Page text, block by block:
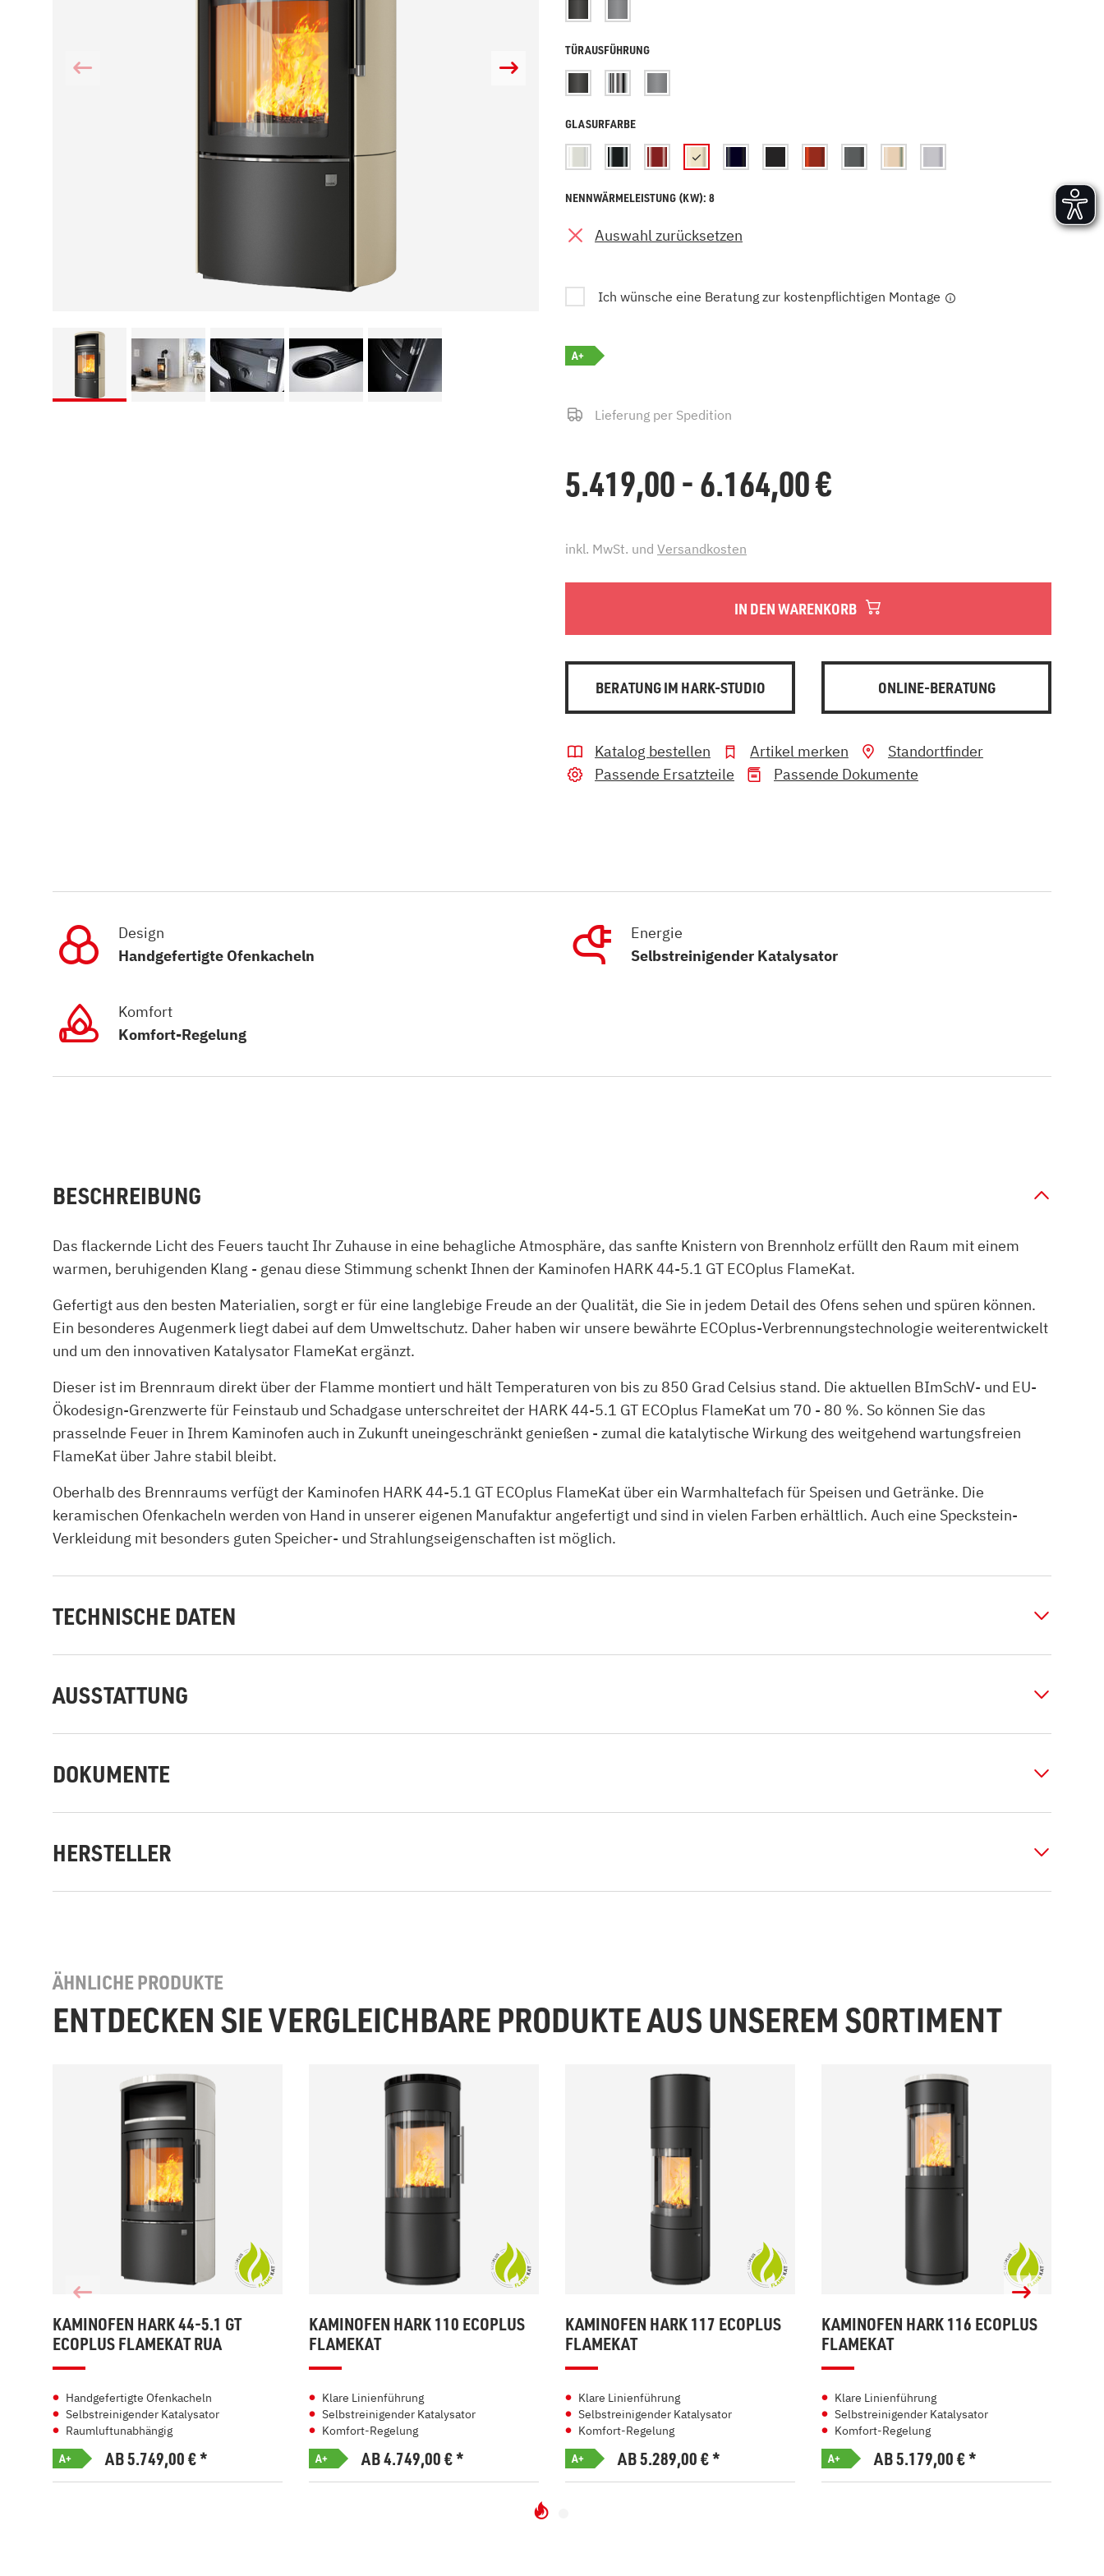
Kamin und Rauchmelder
Pelletofen im Wohnzimmer
Alternativen zu Öl und Gas
Wärmepumpe mit Kamin
Holzvergaserkessel
Heizen mit Pellets
E bis G
O bis S
T bis Z
TÜRAUSFÜHRUNG
GLASURFARBE
NENNWÄRMELEISTUNG (KW): 8
Auswahl zurücksetzen
Ich wünsche eine Beratung zur kostenpflichtigen Montage
A+
Lieferung per Spedition
5.419,00 - 6.164,00€
inkl. MwSt. und Versandkosten
IN DEN WARENKORB
BERATUNG IM HARK-STUDIO ONLINE-BERATUNG
Katalog bestellen Artikel merken
Standortfinder
Passende Ersatzteile
Passende Dokumente
Design
Handgefertigte Ofenkacheln
Energie
Selbstreinigender Katalysator
Komfort
Komfort-Regelung
BESCHREIBUNG
Das flackernde Licht des Feuers taucht Ihr Zuhause in eine behagliche Atmosphäre, das sanfte Knistern von Brennholz erfüllt den Raum mit einem
warmen, beruhigenden Klang - genau diese Stimmung schenkt Ihnen der Kaminofen HARK 44-5.1 GT ECOplus FlameKat.
Gefertigt aus den besten Materialien, sorgt er für eine langlebige Freude an der Qualität, die Sie in jedem Detail des Ofens sehen und spüren können.
Ein besonderes Augenmerk liegt dabei auf dem Umweltschutz. Daher haben wir unsere bewährte ECOplus-Verbrennungstechnologie weiterentwickelt
und um den innovativen Katalysator FlameKat ergänzt.
Dieser ist im Brennraum direkt über der Flamme montiert und hält Temperaturen von bis zu 850 Grad Celsius stand. Die aktuellen BImSchV- und EU-
Ökodesign-Grenzwerte für Feinstaub und Schadgase unterschreitet der HARK 44-5.1 GT ECOplus FlameKat um 70 - 80 %. So können Sie das
prasselnde Feuer in Ihrem Kaminofen auch in Zukunft uneingeschränkt genießen - zumal die katalytische Wirkung des weitgehend wartungsfreien
FlameKat über Jahre stabil bleibt.
Oberhalb des Brennraums verfügt der Kaminofen HARK 44-5.1 GT ECOplus FlameKat über ein Warmhaltefach für Speisen und Getränke. Die
keramischen Ofenkacheln werden von Hand in unserer eigenen Manufaktur angefertigt und sind in vielen Farben erhältlich. Auch eine Speckstein-
Verkleidung mit besonders guten Speicher- und Strahlungseigenschaften ist möglich.
TECHNISCHE DATEN
AUSSTATTUNG
DOKUMENTE
HERSTELLER
ÄHNLICHE PRODUKTE
ENTDECKEN SIE VERGLEICHBARE PRODUKTE AUS UNSEREM SORTIMENT
KAMINOFEN HARK 44-5.1 GT
ECOPLUS FLAMEKAT RUA
Handgefertigte Ofenkacheln
Selbstreinigender Katalysator
Raumluftunabhängig
A+ AB 5.749,00€*
KAMINOFEN HARK 110 ECOPLUS
FLAMEKAT
Klare Linienführung
Selbstreinigender Katalysator
Komfort-Regelung
A+ AB 4.749,00€*
KAMINOFEN HARK 117 ECOPLUS
FLAMEKAT
Klare Linienführung
Selbstreinigender Katalysator
Komfort-Regelung
A+ AB 5.289,00€*
KAMINOFEN HARK 116 ECOPLUS
FLAMEKAT
Klare Linienführung
Selbstreinigender Katalysator
Komfort-Regelung
A+ AB 5.179,00€*